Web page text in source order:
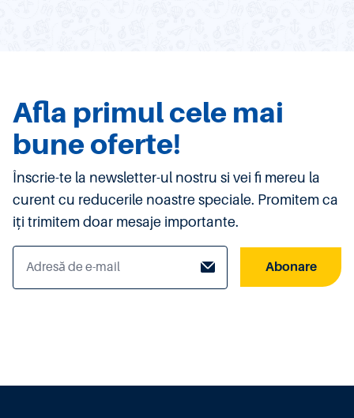
Afla primul cele mai
bune oferte!
Înscrie-te la newsletter-ul nostru si vei fi mereu la
curent cu reducerile noastre speciale. Promitem ca
iți trimitem doar mesaje importante.
Abonare